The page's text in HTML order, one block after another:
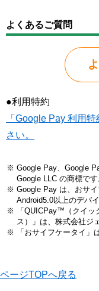
よくあるご質問
●利用特約
「Google Pay 利用
さい。
Google Pay、Google
Google LLC の商標です
Google Pay は、おサ
Android5.0以上のデバ
「QUICPay™（クイ
ス）」は、株式会社ジ
「おサイフケータイ」
ページTOPへ戻る